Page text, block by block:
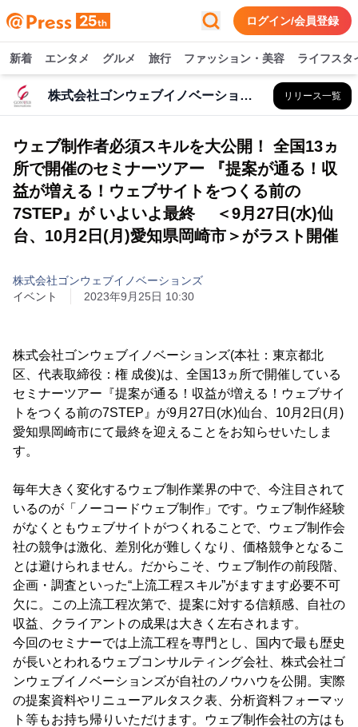
ログイン/会員登録
新着 エンタメ グルメ 旅行 ファッション・美容 ライフスタ
株式会社ゴンウェブイノベーションズ リリース一覧
ウェブ制作者必須スキルを大公開！ 全国13ヵ
所で開催のセミナーツアー 『提案が通る！収
益が増える！ウェブサイトをつくる前の
7STEP』が いよいよ最終 ＜9月27日(水)仙
台、10月2日(月)愛知県岡崎市＞がラスト開催
株式会社ゴンウェブイノベーションズ
イベント
2023年9月25日 10:30
株式会社ゴンウェブイノベーションズ(本社：東京都北
区、代表取締役：権 成俊)は、全国13ヵ所で開催している
セミナーツアー『提案が通る！収益が増える！ウェブサイ
トをつくる前の7STEP』が9月27日(水)仙台、10月2日(月)
愛知県岡崎市にて最終を迎えることをお知らせいたしま
す。
毎年大きく変化するウェブ制作業界の中で、今注目されて
いるのが「ノーコードウェブ制作」です。ウェブ制作経験
がなくともウェブサイトがつくれることで、ウェブ制作会
社の競争は激化、差別化が難しくなり、価格競争となるこ
とは避けられません。だからこそ、ウェブ制作の前段階、
企画・調査といった“上流工程スキル”がますます必要不可
欠に。この上流工程次第で、提案に対する信頼感、自社の
収益、クライアントの成果は大きく左右されます。
今回のセミナーでは上流工程を専門とし、国内で最も歴史
が長いとわれるウェブコンサルティング会社、株式会社ゴ
ンウェブイノベーションズが自社のノウハウを公開。実際
の提案資料やリニューアルタスク表、分析資料フォーマッ
ト等もお持ち帰りいただけます。ウェブ制作会社の方はも